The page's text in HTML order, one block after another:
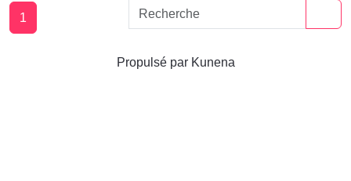
1
Propulsé par Kunena